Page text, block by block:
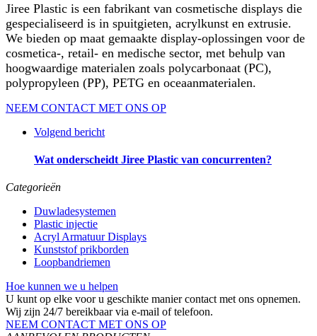
Jiree Plastic is een fabrikant van cosmetische displays die
gespecialiseerd is in spuitgieten, acrylkunst en extrusie.
We bieden op maat gemaakte display-oplossingen voor de
cosmetica-, retail- en medische sector, met behulp van
hoogwaardige materialen zoals polycarbonaat (PC),
polypropyleen (PP), PETG en oceaanmaterialen.
NEEM CONTACT MET ONS OP
Volgend bericht
Wat onderscheidt Jiree Plastic van concurrenten?
Categorieën
Duwladesystemen
Plastic injectie
Acryl Armatuur Displays
Kunststof prikborden
Loopbandriemen
Hoe kunnen we u helpen
U kunt op elke voor u geschikte manier contact met ons opnemen.
Wij zijn 24/7 bereikbaar via e-mail of telefoon.
NEEM CONTACT MET ONS OP